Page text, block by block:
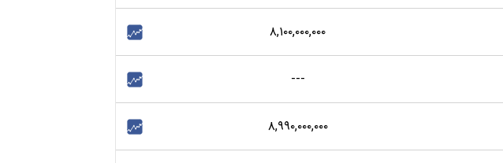
۸,۱۰۰,۰۰۰,۰۰۰
---
۸,۹۹۰,۰۰۰,۰۰۰